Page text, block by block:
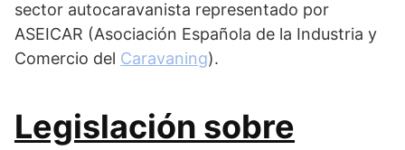
sector autocaravanista representado por
ASEICAR (Asociación Española de la Industria y
Comercio del Caravaning).
Legislación sobre